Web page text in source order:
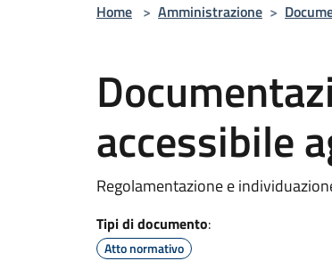
Home > Amministrazione >
accessibile
Regolamentazione e
Tipi di documento:
Atto normativo